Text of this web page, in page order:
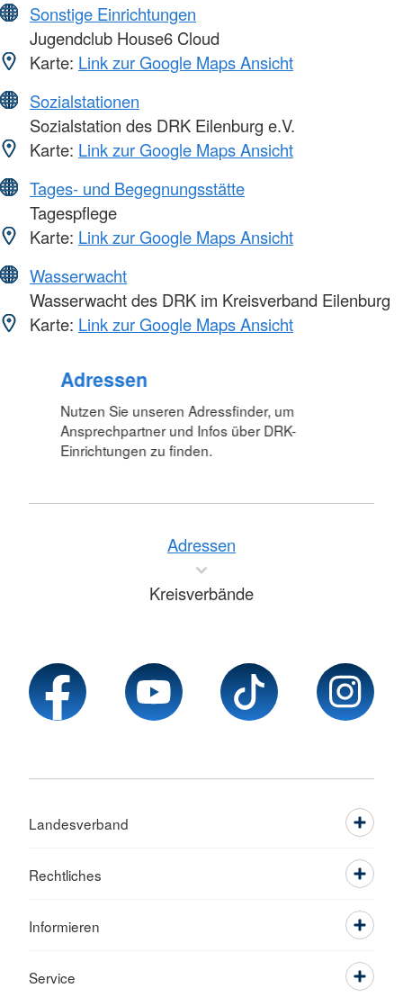
Sonstige Einrichtungen
Jugendclub House6 Cloud
Karte: Link zur Google Maps Ansicht
Sozialstationen
Sozialstation des DRK Eilenburg e.V.
Karte: Link zur Google Maps Ansicht
Tages- und Begegnungsstätte
Tagespflege
Karte: Link zur Google Maps Ansicht
Wasserwacht
Wasserwacht des DRK im Kreisverband Eilenburg
Karte: Link zur Google Maps Ansicht
Adressen
Nutzen Sie unseren Adressfinder, um
Ansprechpartner und Infos über DRK-
Einrichtungen zu finden.
Adressen
Kreisverbände
Landesverband
Rechtliches
Informieren
Service